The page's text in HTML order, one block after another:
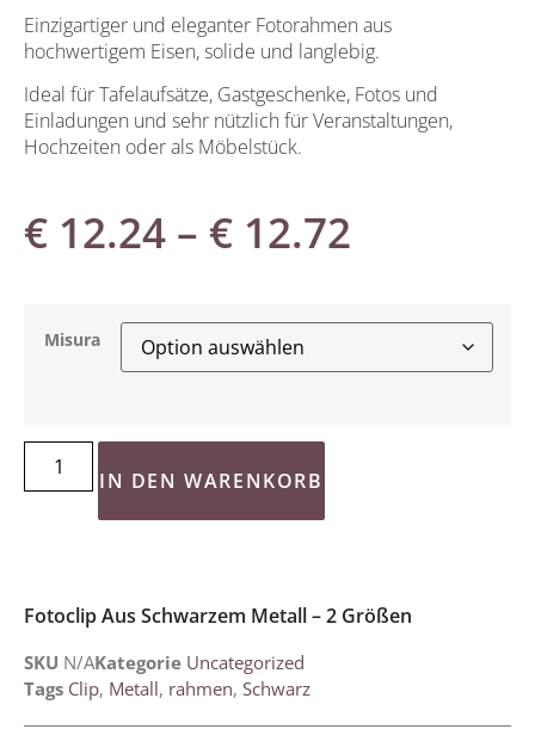
Einzigartiger und eleganter Fotorahmen aus
hochwertigem Eisen, solide und langlebig.
Ideal für Tafelaufsätze, Gastgeschenke, Fotos und
Einladungen und sehr nützlich für Veranstaltungen,
Hochzeiten oder als Möbelstück.
€ 12.24 – € 12.72
Misura
IN DEN WARENKORB
Fotoclip Aus Schwarzem Metall – 2 Größen
SKU N/AKategorie Uncategorized
Tags Clip, Metall, rahmen, Schwarz